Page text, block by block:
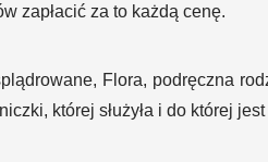
zapłacić za to każdą cenę.
Flora, podręczna
której służyła i do której